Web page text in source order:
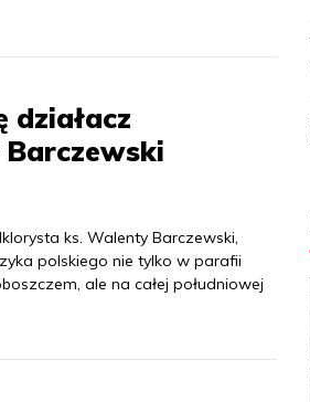
działacz
ks. Walenty Barczewski,
polskiego nie tylko w parafii
ale na całej południowej